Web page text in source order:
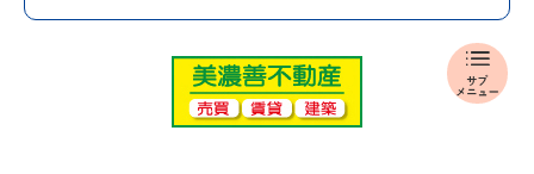
報
道